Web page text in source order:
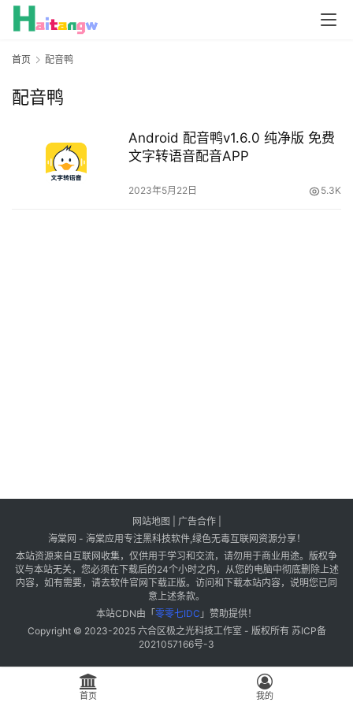
首页 配音鸭
配音鸭
Android 配音鸭v1.6.0 纯净版 免费
文字转语音配音APP
2023年5月22日 5.3K
网站地图 广告合作|
海棠网 - 海棠应用专注黑科技软件,绿色无毒互联网资源分享！
本站资源来自互联网收集，仅供用于学习和交流，请勿用于商业用途。版权争
议与本站无关，您必须在下载后的24个小时之内，从您的电脑中彻底删除上述
内容，如有需要，请去软件官网下载正版。访问和下载本站内容，说明您已同
意上述条款。
本站CDN由「 零零七IDC 」赞助提供！
Copyright © 2023-2025 六合区极之光科技工作室 - 版权所有 苏ICP备
2021057166号-3
首页 我的